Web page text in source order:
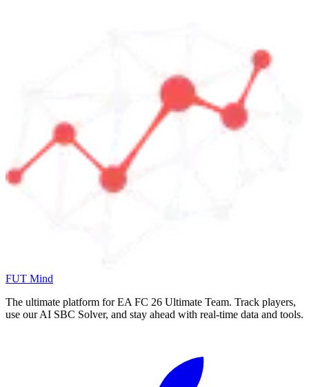
FUT Mind
The ultimate platform for EA FC 26 Ultimate Team. Track players,
use our AI SBC Solver, and stay ahead with real-time data and tools.